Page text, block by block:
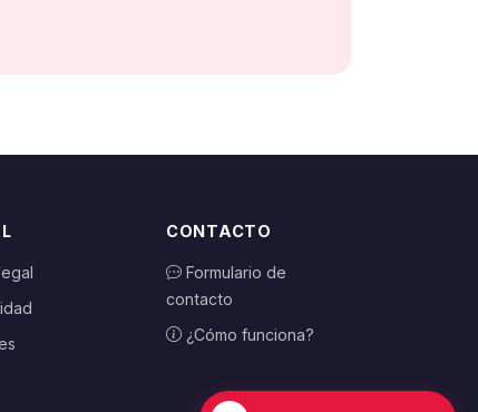
CONTACTO
Formulario de
contacto
¿Cómo funciona?